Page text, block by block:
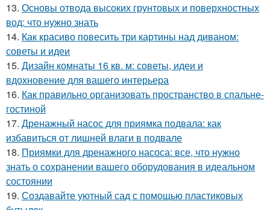
13. Основы отвода высоких грунтовых и поверхностных
вод: что нужно знать
14. Как красиво повесить три картины над диваном:
советы и идеи
15. Дизайн комнаты 16 кв. м: советы, идеи и
вдохновение для вашего интерьера
16. Как правильно организовать пространство в спальне-
гостиной
17. Дренажный насос для приямка подвала: как
избавиться от лишней влаги в подвале
18. Приямки для дренажного насоса: все, что нужно
знать о сохранении вашего оборудования в идеальном
состоянии
19. Создавайте уютный сад с помощью пластиковых